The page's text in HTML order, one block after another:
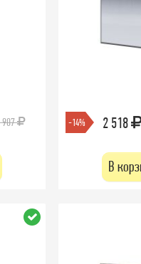
907 -14% 2 518
В